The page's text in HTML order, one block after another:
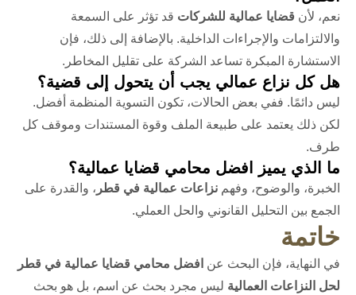
نعم، لأن قضايا عمالية للشركات قد تؤثر على السمعة
والالتزامات والإجراءات الداخلية. بالإضافة إلى ذلك، فإن
الاستشارة المبكرة تساعد الشركة على تقليل المخاطر.
هل كل نزاع عمالي يجب أن يتحول إلى قضية؟
ليس دائمًا. ففي بعض الحالات، تكون التسوية المنظمة أفضل.
لكن ذلك يعتمد على طبيعة الملف وقوة المستندات وموقف كل
طرف.
ما الذي يميز افضل محامي قضايا عمالية؟
الخبرة، والوضوح، وفهم نزاعات عمالية في قطر ، والقدرة على
الجمع بين التحليل القانوني والحل العملي.
خاتمة
في النهاية، فإن البحث عن افضل محامي قضايا عمالية في قطر
لحل النزاعات العمالية ليس مجرد بحث عن اسم، بل هو بحث